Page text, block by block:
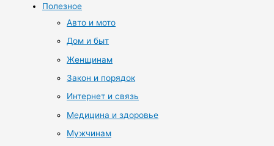
Полезное
Авто и мото
Дом и быт
Женщинам
Закон и порядок
Интернет и связь
Медицина и здоровье
Мужчинам